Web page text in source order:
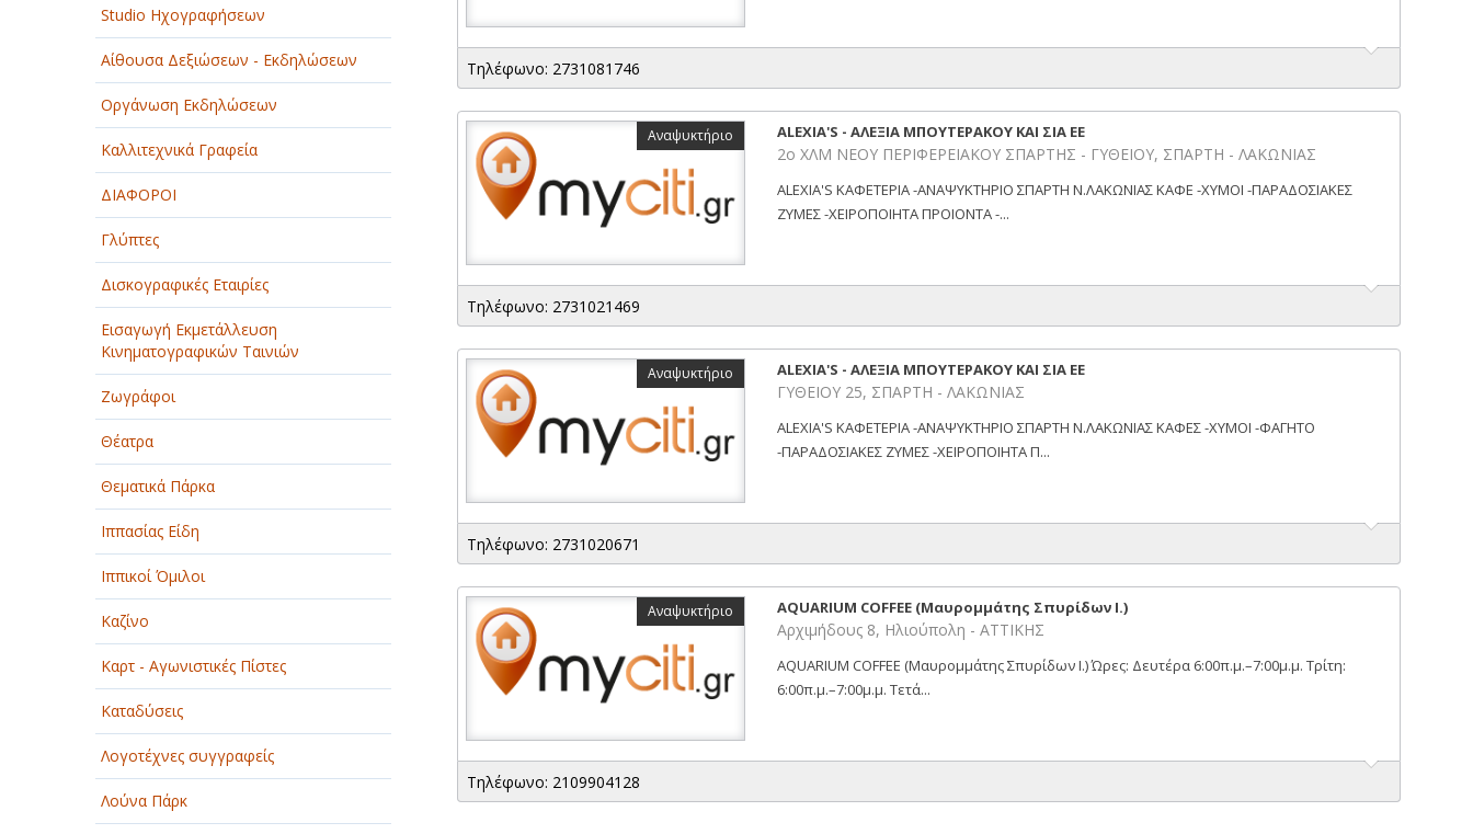
ΟΜΟΡΦΙΑ
ΠΑΡΟΧΗ ΥΠΗΡΕΣΙΩΝ
ΤΕΧΝΙΚΑ - ΚΑΤΑΣΚΕΥΑΣΤΙΚΑ
ΤΕΧΝΟΛΟΓΙΑ
ΥΓΕΙΑ - ΙΑΤΡΟΙ
ΦΑΓΗΤΟ
Studio Ηχογραφήσεων
Αίθουσα Δεξιώσεων - Εκδηλώσεων
Οργάνωση Εκδηλώσεων
Καλλιτεχνικά Γραφεία
ΔΙΑΦΟΡΟΙ
Γλύπτες
Δισκογραφικές Εταιρίες
Εισαγωγή Εκμετάλλευση
Κινηματογραφικών Ταινιών
Ζωγράφοι
Θέατρα
Θεματικά Πάρκα
Ιππασίας Είδη
Ιππικοί Όμιλοι
Καζίνο
Καρτ - Αγωνιστικές Πίστες
Καταδύσεις
Λογοτέχνες συγγραφείς
Λούνα Πάρκ
Τηλέφωνο: 2731081746
Αναψυκτήριο ALEXIA'S - ΑΛΕΞΙΑ ΜΠΟΥΤΕΡΑΚΟΥ ΚΑΙ ΣΙΑ ΕΕ
2ο ΧΛΜ ΝΕΟΥ ΠΕΡΙΦΕΡΕΙΑΚΟΥ ΣΠΑΡΤΗΣ - ΓΥΘΕΙΟΥ, ΣΠΑΡΤΗ - ΛΑΚΩΝΙΑΣ
ALEXIA'S ΚΑΦΕΤΕΡΙΑ -ΑΝΑΨΥΚΤΗΡΙΟ ΣΠΑΡΤΗ Ν.ΛΑΚΩΝΙΑΣ ΚΑΦΕ -ΧΥΜΟΙ -ΠΑΡΑΔΟΣΙΑΚΕΣ
ΖΥΜΕΣ -ΧΕΙΡΟΠΟΙΗΤΑ ΠΡΟΙΟΝΤΑ -...
Τηλέφωνο: 2731021469
Αναψυκτήριο ALEXIA'S - ΑΛΕΞΙΑ ΜΠΟΥΤΕΡΑΚΟΥ ΚΑΙ ΣΙΑ ΕΕ
ΓΥΘΕΙΟΥ 25, ΣΠΑΡΤΗ - ΛΑΚΩΝΙΑΣ
ALEXIA'S ΚΑΦΕΤΕΡΙΑ -ΑΝΑΨΥΚΤΗΡΙΟ ΣΠΑΡΤΗ Ν.ΛΑΚΩΝΙΑΣ ΚΑΦΕΣ -ΧΥΜΟΙ -ΦΑΓΗΤΟ
-ΠΑΡΑΔΟΣΙΑΚΕΣ ΖΥΜΕΣ -ΧΕΙΡΟΠΟΙΗΤΑ Π...
Τηλέφωνο: 2731020671
Αναψυκτήριο AQUARIUM COFFEE (Μαυρομμάτης Σπυρίδων Ι.)
Αρχιμήδους 8, Ηλιούπολη - ΑΤΤΙΚΗΣ
AQUARIUM COFFEE (Μαυρομμάτης Σπυρίδων Ι.) Ώρες: Δευτέρα 6:00π.μ.–7:00μ.μ. Τρίτη:
6:00π.μ.–7:00μ.μ. Τετά...
Τηλέφωνο: 2109904128